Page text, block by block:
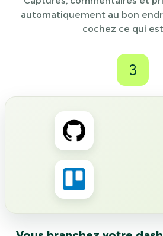
automatiquement au bon
cochez ce qui
3